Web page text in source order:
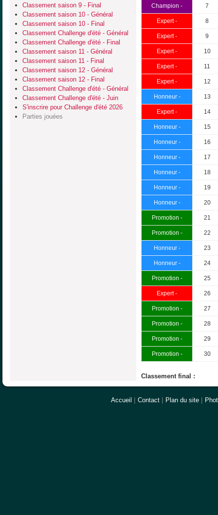
Classement saison 9 - Final
Classement saison 10 - Général
Classement saison 10 - Final
Classement Challenge d'été - Général
Classement Challenge d'été - Final
Classement saison 11 - Général
Classement saison 11 - Final
Classement saison 12 - Général
Classement saison 12 - Final
Classement Challenge d'été - Général
Classement Challenge d'été - Juin
S'inscrire pour Challenge d'été 2026
Parties jouées
Champion - 7
Expert - 8
Expert - 9
Expert - 10
Expert - 11
Expert - 12
Honneur - 13
Expert - 14
Honneur - 15
Honneur - 16
Honneur - 17
Honneur - 18
Honneur - 19
Honneur - 20
Promotion - 21
Promotion - 22
Honneur - 23
Honneur - 24
Promotion - 25
Expert - 26
Promotion - 27
Promotion - 28
Promotion - 29
Promotion - 30
Classement final :
Accueil | Contact | Plan du site |